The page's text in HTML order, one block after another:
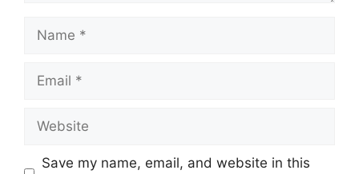
Save my name, email, and website in this